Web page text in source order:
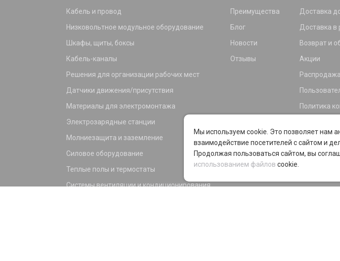
Кабель и провод
Низковольтное модульное оборудование
Шкафы, щиты, боксы
Кабель-каналы
Решения для организации рабочих мест
Датчики движения/присутствия
Материалы для электромонтажа
Электрозарядные станции
Молниезащита и заземление
Силовое оборудование
Теплые полы и термостаты
Системы вентиляции и кондиционирования
Преимущества
Блог
Новости
Отзывы
Доставка
Доставка в
Возврат и
Акции
Распродажа
Политика
Программа
Мы используем cookie. Это позволяет нам
взаимодействие посетителей с сайтом и
Продолжая пользоваться сайтом, вы
использованием файлов cookie.